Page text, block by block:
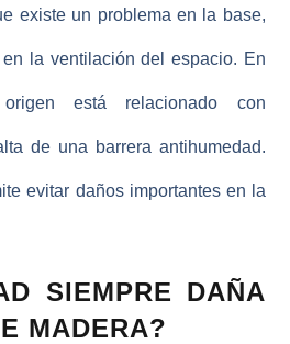
existe un problema en la base,
la ventilación del espacio. En
está relacionado con
de una barrera antihumedad.
evitar daños importantes en la
SIEMPRE DAÑA
MADERA?